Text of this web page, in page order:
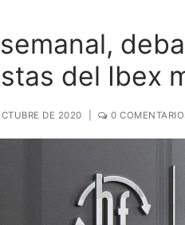
del Ibex
DE 2020 0